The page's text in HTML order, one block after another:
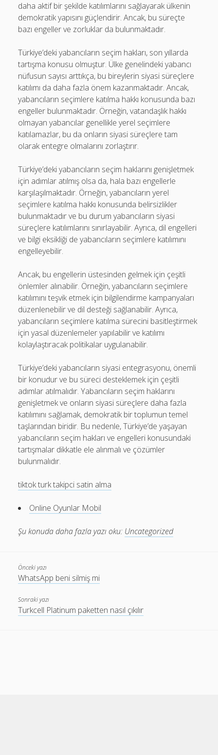
daha aktif bir şekilde katılımlarını sağlayarak ülkenin
demokratik yapısını güçlendirir. Ancak, bu süreçte
bazı engeller ve zorluklar da bulunmaktadır.
Türkiye’deki yabancıların seçim hakları, son yıllarda
tartışma konusu olmuştur. Ülke genelindeki yabancı
nüfusun sayısı arttıkça, bu bireylerin siyasi süreçlere
katılımı da daha fazla önem kazanmaktadır. Ancak,
yabancıların seçimlere katılma hakkı konusunda bazı
engeller bulunmaktadır. Örneğin, vatandaşlık hakkı
olmayan yabancılar genellikle yerel seçimlere
katılamazlar, bu da onların siyasi süreçlere tam
olarak entegre olmalarını zorlaştırır.
Türkiye’deki yabancıların seçim haklarını genişletmek
için adımlar atılmış olsa da, hala bazı engellerle
karşılaşılmaktadır. Örneğin, yabancıların yerel
seçimlere katılma hakkı konusunda belirsizlikler
bulunmaktadır ve bu durum yabancıların siyasi
süreçlere katılımlarını sınırlayabilir. Ayrıca, dil engelleri
ve bilgi eksikliği de yabancıların seçimlere katılımını
engelleyebilir.
Ancak, bu engellerin üstesinden gelmek için çeşitli
önlemler alınabilir. Örneğin, yabancıların seçimlere
katılımını teşvik etmek için bilgilendirme kampanyaları
düzenlenebilir ve dil desteği sağlanabilir. Ayrıca,
yabancıların seçimlere katılma sürecini basitleştirmek
için yasal düzenlemeler yapılabilir ve katılımı
kolaylaştıracak politikalar uygulanabilir.
Türkiye’deki yabancıların siyasi entegrasyonu, önemli
bir konudur ve bu süreci desteklemek için çeşitli
adımlar atılmalıdır. Yabancıların seçim haklarını
genişletmek ve onların siyasi süreçlere daha fazla
katılımını sağlamak, demokratik bir toplumun temel
taşlarından biridir. Bu nedenle, Türkiye’de yaşayan
yabancıların seçim hakları ve engelleri konusundaki
tartışmalar dikkatle ele alınmalı ve çözümler
bulunmalıdır.
tiktok turk takipci satin alma
Online Oyunlar Mobil
Şu konuda daha fazla yazı oku: Uncategorized
Önceki yazı
WhatsApp beni silmiş mi
Sonraki yazı
Turkcell Platinum paketten nasıl çıkılır